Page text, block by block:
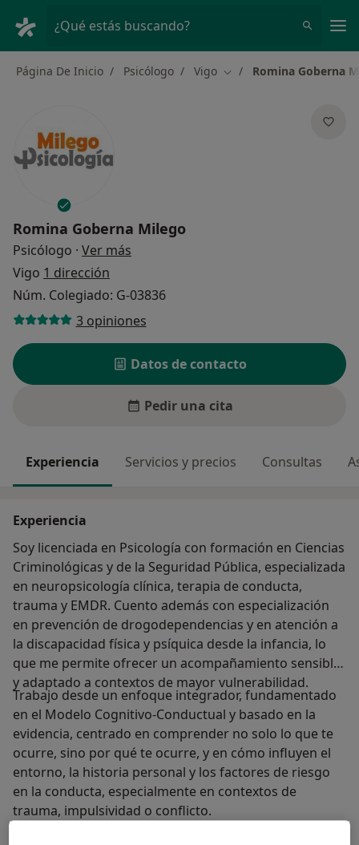
¿Qué estás buscando?
Página De Inicio Psicólogo Vigo Cambiar de ciudad
Romina Goberna
Romina Goberna Milego
Psicólogo · Ver más
Vigo 1 dirección
Núm. Colegiado: G-03836
3 opiniones
Datos de contacto
Pedir una cita
Experiencia Servicios y precios Consultas
Experiencia
Soy licenciada en Psicología con formación en Ciencias
Criminológicas y de la Seguridad Pública, especializada
en neuropsicología clínica, terapia de conducta,
trauma y EMDR. Cuento además con especialización
en prevención de drogodependencias y en atención a
la discapacidad física y psíquica desde la infancia, lo
que me permite ofrecer un acompañamiento sensible
y adaptado a contextos de mayor vulnerabilidad.
Trabajo desde un enfoque integrador, fundamentado
en el Modelo Cognitivo-Conductual y basado en la
evidencia, centrado en comprender no solo lo que te
ocurre, sino por qué te ocurre, y en cómo influyen el
entorno, la historia personal y los factores de riesgo
en la conducta, especialmente en contextos de
trauma, impulsividad o conflicto.